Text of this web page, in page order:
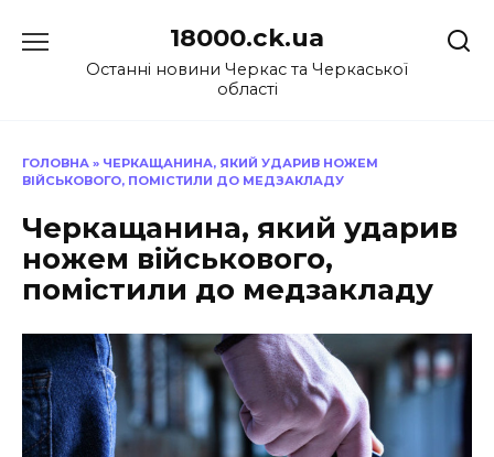
до
18000.ck.ua
Останні новини Черкас та Черкаської
області
ГОЛОВНА » ЧЕРКАЩАНИНА, ЯКИЙ УДАРИВ НОЖЕМ
ВІЙСЬКОВОГО, ПОМІСТИЛИ ДО МЕДЗАКЛАДУ
Черкащанина, який ударив
ножем військового,
помістили до медзакладу